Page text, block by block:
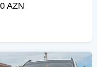
zövq almaq isteyen
AZN